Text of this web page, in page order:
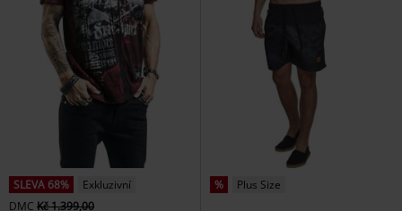
SLEVA 68%
Exkluzivní
DMC Kč 1.399,00
% Plus Size